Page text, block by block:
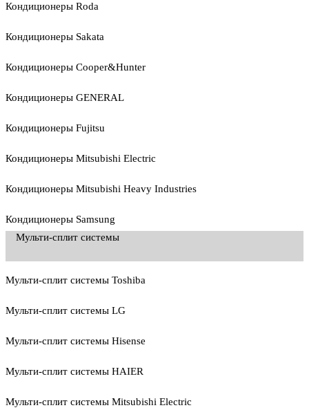
Кондиционеры Roda
Кондиционеры Sakata
Кондиционеры Cooper&Hunter
Кондиционеры GENERAL
Кондиционеры Fujitsu
Кондиционеры Mitsubishi Electric
Кондиционеры Mitsubishi Heavy Industries
Кондиционеры Samsung
Мульти-сплит системы
Мульти-сплит системы Toshiba
Мульти-сплит системы LG
Мульти-сплит системы Hisense
Мульти-сплит системы HAIER
Мульти-сплит системы Mitsubishi Electric